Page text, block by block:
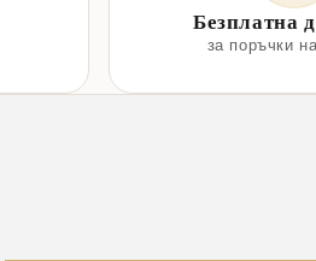
Безплатна
за поръчки